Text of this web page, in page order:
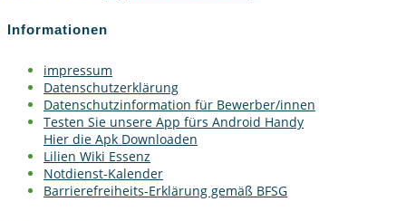
Informationen
impressum
Datenschutzerklärung
Datenschutzinformation für Bewerber/innen
Testen Sie unsere App fürs Android Handy
Hier die Apk Downloaden
Lilien Wiki Essenz
Notdienst-Kalender
Barrierefreiheits-Erklärung gemäß BFSG